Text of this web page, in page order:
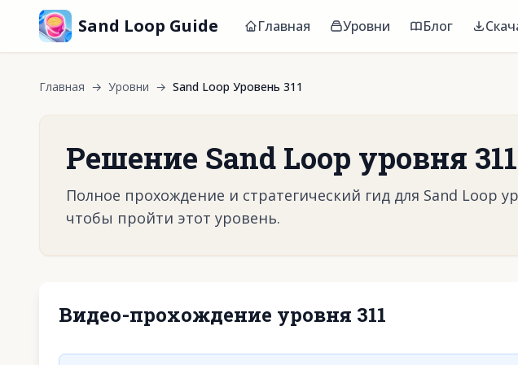
Sand Loop Guide Главная Уровни Блог
Главная → Уровни → Sand Loop Уровень 311
Решение Sand Loop уровня 311
Полное прохождение и стратегический гид для Sand Loop
чтобы пройти этот уровень.
Видео-прохождение уровня 311
Нажмите, чтобы воспроизвести видео